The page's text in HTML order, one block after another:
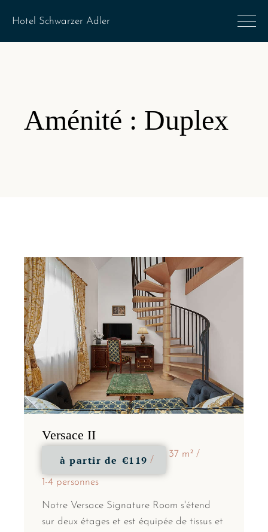
Aménité : Duplex
Versace II
à partir de €119 37 m²
1-4 personnes
Notre Versace Signature Room s'étend
sur deux étages et est équipée de tissus et